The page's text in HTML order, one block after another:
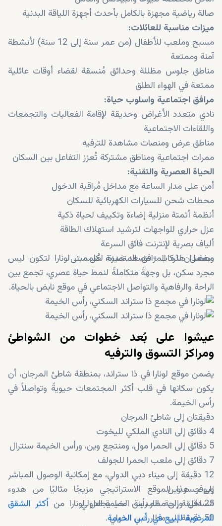
صالة رياضية مجهزة بالكامل بأحدث أجهزة اللياقة البدنية
ميزات مناسبة للعائلات:
مسبح وملعب للأطفال (من عمر سنة إلى 12 سنة) لأنشطة
آمنة وممتعة
مناطق جلوس مظللة وحدائق مُنسقة لقضاء أوقات عائلية
ممتعة في الهواء الطلق
مرافق اجتماعية واسلوب حياة:
نادي متعدد الأغراض وحديقة لإقامة الفعاليات والتجمعات
واللقاءات الاجتماعية
مناطق عرض ومنصات مشاهدة للترفيه
ممرات اجتماعية ومناطق مشتركة تُعزز التفاعل بين السكان
الحياة العصرية والتقنية:
أمن على مدار الساعة مع مداخل مُراقبة الدخول
محطات شحن للسيارات الكهربائية للسكان
أنظمة أتمتة منزلية إضاءة وتكييف لحياة ذكية
عزل حراري للواجهات لترشيد استهلاك الطاقة
ألياف بصرية لإنترنت فائق السرعة
مصعدان للركاب + مصعد خدمة لكل مبنى
وبفضل هذه المرافق المتميزة، صُممت لونارا لتكون ليس
مجرد سكن، بل وجهةً متكاملةً لنمط حياة عصري، تجمع بين
الراحة والرفاهية والتواصل الاجتماعي في موقع نابض بالحياة.
عيشوا على بُعد خطوات من الشواطئ
ومراكز التسوق والترفيه
يضمن موقع لونارا في ذا ستراند، بمنطقة شاطئ المرجان، أن
يكون سكانها في قلب أكثر المجتمعات حيويةً وتواصلاً في
رأس الخيمة.
دقيقتان إلى شاطئ المرجان
4 دقائق إلى النادي الملكي لليخوت
5 دقائق إلى الحمرا مول، ومنتجع وين، ورأس الخيمة سنترال
7 دقائق إلى ملعب الحمرا للجولف
12 دقيقة إلى ميناء دبي الدولي، مع إمكانية الوصول المباشر
إلى جسر وين
25 دقيقة إلى مطار رأس الخيمة الدولي
50 دقيقة إلى مطار دبي الدولي
ويوفر هذا الموقع الاستراتيجي مزيجًا مثاليًا من هدوء
الساحل وراحة المدينة، مما يجعل لونارا من أكثر الشقق
المرغوبة للبيع في رأس الخيمة.